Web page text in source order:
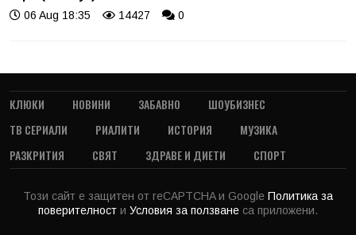
06 Aug 18:35 14427 0
КЛЮКИ НОВИНИ ЗАБАВНО
ШОУБИЗНЕС
ТВ СЕРИАЛИ
РИАЛИТИ ИСТОРИЯ
МУЗИКА
РАЗКРИТИЯ
СВЯТ ЗДРАВЕ И ДИЕТИ СПОРТ
Този сайт е защитен от reCAPTCHA и Google Политика за
поверителност и Условия за ползване са приложени.